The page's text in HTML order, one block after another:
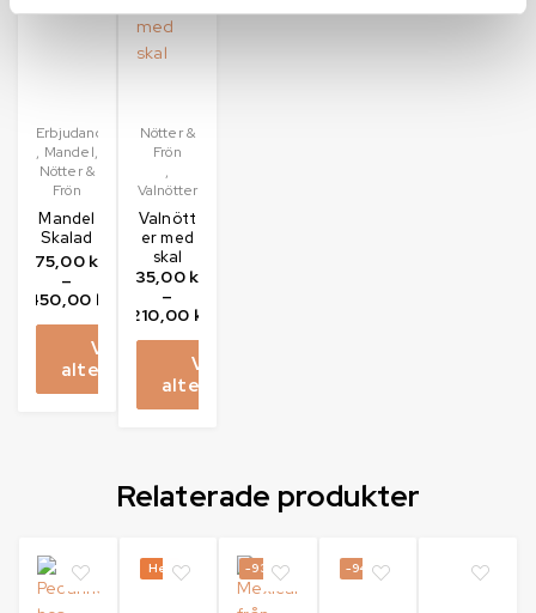
Erbjudanden
, Mandel,
Nötter &
Frön
Mandel
Skalad
75,00 kr
–
450,00 kr
Välj
alternativ
Nötter &
Frön
,
Valnötter
Valnött
er med
skal
35,00 kr
–
210,00 kr
Välj
alternativ
Relaterade produkter
Het -93% -94%